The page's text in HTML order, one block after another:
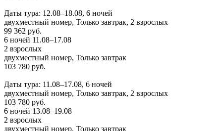
Даты тура: 12.08–18.08, 6 ночей
двухместный номер, Только завтрак, 2 взрослых
99 362 руб.
6 ночей 11.08–17.08
2 взрослых
двухместный номер, Только завтрак
103 780 руб.
Даты тура: 11.08–17.08, 6 ночей
двухместный номер, Только завтрак, 2 взрослых
103 780 руб.
6 ночей 13.08–19.08
2 взрослых
двухместный номер, Только завтрак